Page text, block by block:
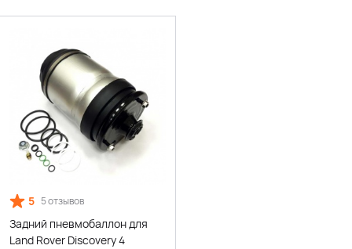
5 5 отзывов
Задний пневмобаллон для
Land Rover Discovery 4